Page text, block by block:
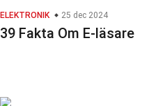
ELEKTRONIK 25 dec 2024
39 Fakta Om E-läsare